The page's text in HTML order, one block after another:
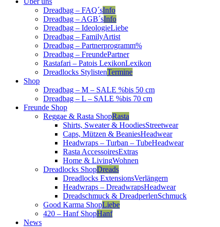
Dreadbag – FAQ´sInfo
Dreadbag – AGB´sInfo
Dreadbag – IdeologieLiebe
Dreadbag – FamilyArtist
Dreadbag – Partnerprogramm%
Dreadbag – FreundePartner
Rastafari – Patois LexikonLexikon
Dreadlocks StylistenTermine
Shop
Dreadbag – M – SALE %bis 50 cm
Dreadbag – L – SALE %bis 70 cm
Freunde Shop
Reggae & Rasta ShopRasta
Shirts, Sweater & HoodiesStreetwear
Caps, Mützen & BeaniesHeadwear
Headwraps – Turban – TubeHeadwear
Rasta AccessoiresExtras
Home & LivingWohnen
Dreadlocks ShopDreads
Dreadlocks ExtensionsVerlängern
Headwraps – DreadwrapsHeadwear
Dreadschmuck & DreadperlenSchmuck
Good Karma ShopLiebe
420 – Hanf ShopHanf
News